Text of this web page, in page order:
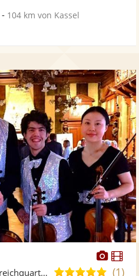
- 104 km von Kassel
5,0(1)
Ensemble/Musikgruppe, Streichquartett